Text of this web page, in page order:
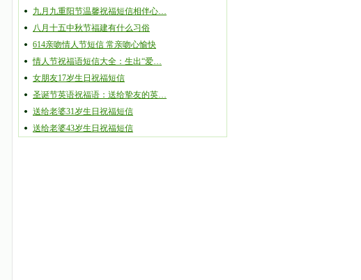
九月九重阳节温馨祝福短信相伴心…
八月十五中秋节福建有什么习俗
614亲吻情人节短信 常亲吻心愉快
情人节祝福语短信大全：生出“爱…
女朋友17岁生日祝福短信
圣诞节英语祝福语：送给挚友的英…
送给老婆31岁生日祝福短信
送给老婆43岁生日祝福短信